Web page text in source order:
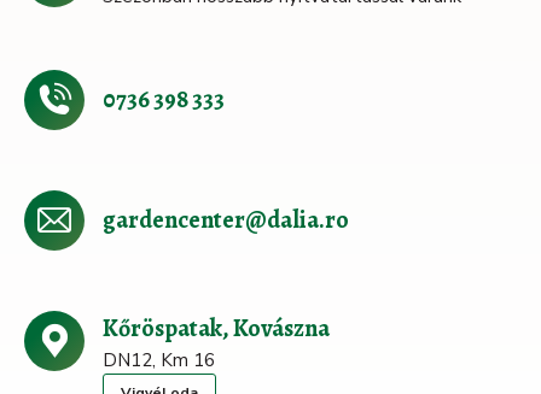
0736 398 333
gardencenter@dalia.ro
Kőröspatak, Kovászna
DN12, Km 16